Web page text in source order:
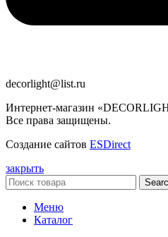
decorlight@list.ru
Интернет-магазин
Все права защищены.
Создание сайтов ESDirect
закрыть
Меню
Каталог